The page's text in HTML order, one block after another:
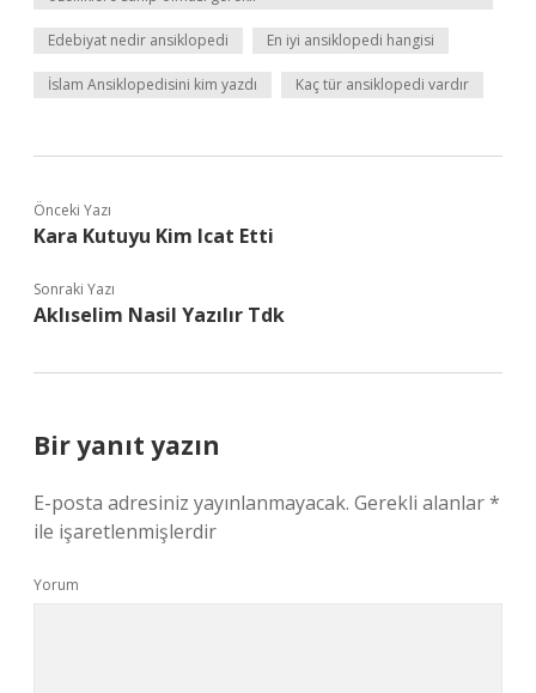
Edebiyat nedir ansiklopedi En iyi ansiklopedi hangisi
İslam Ansiklopedisini kim yazdı Kaç tür ansiklopedi vardır
Önceki Yazı
Kara Kutuyu Kim Icat Etti
Sonraki Yazı
Aklıselim Nasil Yazılır Tdk
Bir yanıt yazın
E-posta adresiniz yayınlanmayacak. Gerekli alanlar*
ile işaretlenmişlerdir
Yorum